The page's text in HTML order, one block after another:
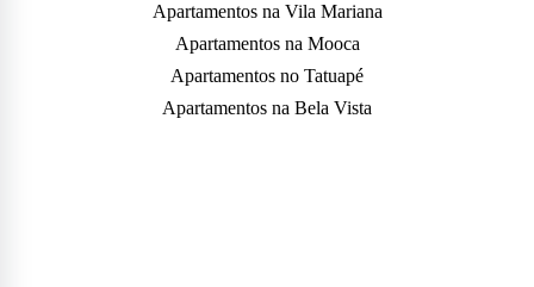
Apartamentos na Vila Mariana
Apartamentos na Mooca
Apartamentos no Tatuapé
Apartamentos na Bela Vista